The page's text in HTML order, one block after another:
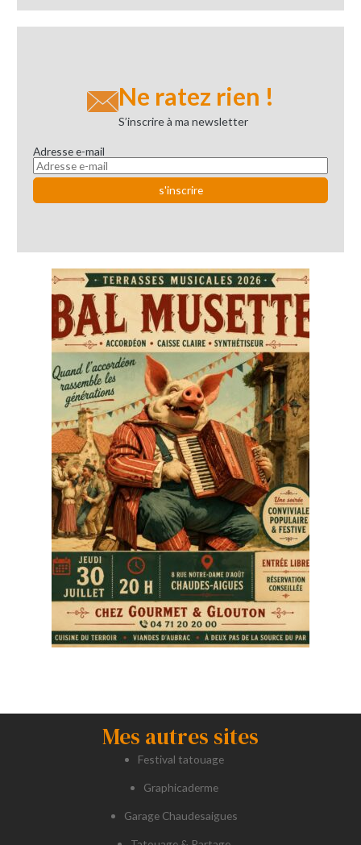
Ne ratez rien !
S’inscrire à ma newsletter
Adresse e-mail
Mes autres sites
Festival tatouage
Graphicaderme
Garage Chaudesaigues